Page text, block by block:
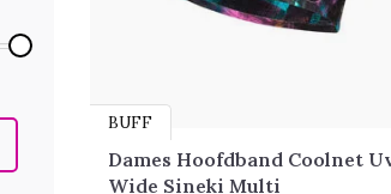
BUFF
Dames Hoofdband Coolnet
Wide Sineki Multi